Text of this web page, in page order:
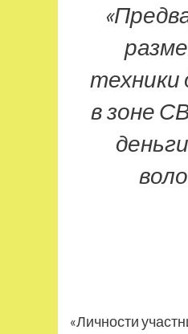
техники
в зоне
«Личности